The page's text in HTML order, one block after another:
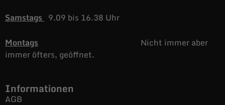
Samstags 9.09 bis 16.38 Uhr
Montags
Nicht immer aber
immer öfters, geöffnet.
Informationen
AGB